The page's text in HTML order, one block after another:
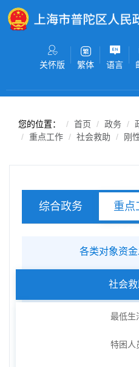
无障碍操作说明
关怀版 繁体 语言
您的位置： 首页 政务
重点工作
社会救助 刚
综合政务 重点
各类对象资
社会
最低生
特困人